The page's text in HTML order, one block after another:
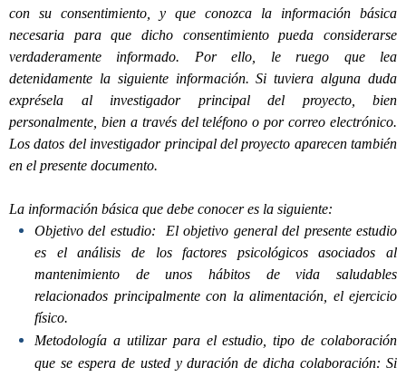
con su consentimiento, y que conozca la información básica
necesaria para que dicho consentimiento pueda considerarse
verdaderamente informado. Por ello, le ruego que lea
detenidamente la siguiente información. Si tuviera alguna duda
exprésela al investigador principal del proyecto, bien
personalmente, bien a través del teléfono o por correo electrónico.
Los datos del investigador principal del proyecto aparecen también
en el presente documento.
La información básica que debe conocer es la siguiente:
Objetivo del estudio:
El objetivo general del presente estudio
es el análisis de los factores psicológicos asociados al
mantenimiento de unos hábitos de vida saludables
relacionados principalmente con la alimentación, el ejercicio
físico.
Metodología a utilizar para el estudio, tipo de colaboración
que se espera de usted y duración de dicha colaboración: Si